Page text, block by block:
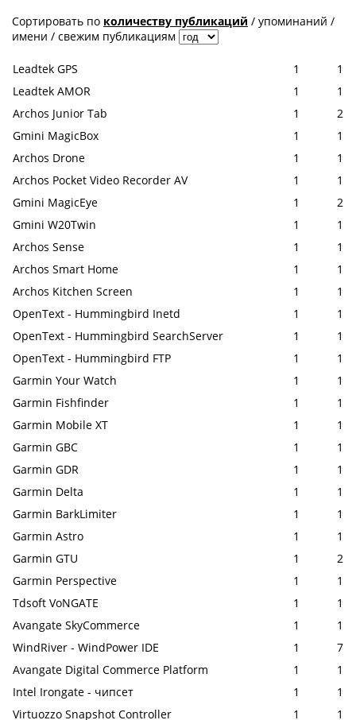
Сортировать по количеству публикаций / упоминаний /
имени / свежим публикациям
Leadtek GPS 1
1
Leadtek AMOR
1
1
Archos Junior Tab
1
2
Gmini MagicBox
1
1
Archos Drone
1
1
Archos Pocket Video Recorder AV
1
1
Gmini MagicEye
1
2
Gmini W20Twin
1
1
Archos Sense
1
1
Archos Smart Home
1
1
Archos Kitchen Screen
1
1
OpenText - Hummingbird Inetd
1
1
OpenText - Hummingbird SearchServer
1
1
OpenText - Hummingbird FTP
1
1
Garmin Your Watch
1
1
Garmin Fishfinder
1
1
Garmin Mobile XT
1
1
Garmin GBC
1
1
Garmin GDR
1
1
Garmin Delta
1
1
Garmin BarkLimiter
1
1
Garmin Astro
1
1
Garmin GTU
1
2
Garmin Perspective
1
1
Tdsoft VoNGATE
1
1
Avangate SkyCommerce
1
1
WindRiver - WindPower IDE
1
7
Avangate Digital Commerce Platform
1
1
Intel Irongate - чипсет
1
1
Virtuozzo Snapshot Controller
1
1